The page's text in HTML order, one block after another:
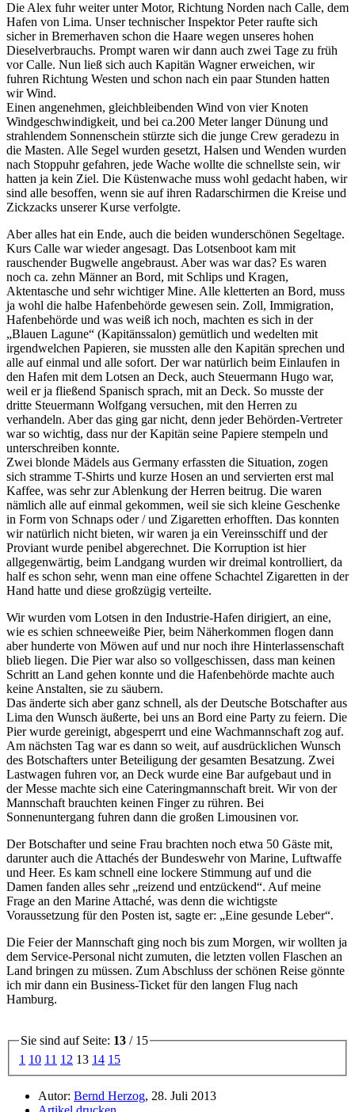
Die Alex fuhr weiter unter Motor, Richtung Norden nach Calle, dem
Hafen von Lima. Unser technischer Inspektor Peter raufte sich
sicher in Bremerhaven schon die Haare wegen unseres hohen
Dieselverbrauchs. Prompt waren wir dann auch zwei Tage zu früh
vor Calle. Nun ließ sich auch Kapitän Wagner erweichen, wir
fuhren Richtung Westen und schon nach ein paar Stunden hatten
wir Wind.
Einen angenehmen, gleichbleibenden Wind von vier Knoten
Windgeschwindigkeit, und bei ca.200 Meter langer Dünung und
strahlendem Sonnenschein stürzte sich die junge Crew geradezu in
die Masten. Alle Segel wurden gesetzt, Halsen und Wenden wurden
nach Stoppuhr gefahren, jede Wache wollte die schnellste sein, wir
hatten ja kein Ziel. Die Küstenwache muss wohl gedacht haben, wir
sind alle besoffen, wenn sie auf ihren Radarschirmen die Kreise und
Zickzacks unserer Kurse verfolgte.
Aber alles hat ein Ende, auch die beiden wunderschönen Segeltage.
Kurs Calle war wieder angesagt. Das Lotsenboot kam mit
rauschender Bugwelle angebraust. Aber was war das? Es waren
noch ca. zehn Männer an Bord, mit Schlips und Kragen,
Aktentasche und sehr wichtiger Mine. Alle kletterten an Bord, muss
ja wohl die halbe Hafenbehörde gewesen sein. Zoll, Immigration,
Hafenbehörde und was weiß ich noch, machten es sich in der
Blauen Lagune
(Kapitänssalon) gemütlich und wedelten mit
irgendwelchen Papieren, sie mussten alle den Kapitän sprechen und
alle auf einmal und alle sofort. Der war natürlich beim Einlaufen in
den Hafen mit dem Lotsen an Deck, auch Steuermann Hugo war,
weil er ja fließend Spanisch sprach, mit an Deck. So musste der
dritte Steuermann Wolfgang versuchen, mit den Herren zu
verhandeln. Aber das ging gar nicht, denn jeder Behörden-Vertreter
war so wichtig, dass nur der Kapitän seine Papiere stempeln und
unterschreiben konnte.
Zwei blonde Mädels aus Germany erfassten die Situation, zogen
sich stramme T-Shirts und kurze Hosen an und servierten erst mal
Kaffee, was sehr zur Ablenkung der Herren beitrug. Die waren
nämlich alle auf einmal gekommen, weil sie sich kleine Geschenke
in Form von Schnaps oder / und Zigaretten erhofften. Das konnten
wir natürlich nicht bieten, wir waren ja ein Vereinsschiff und der
Proviant wurde penibel abgerechnet. Die Korruption ist hier
allgegenwärtig, beim Landgang wurden wir dreimal kontrolliert, da
half es schon sehr, wenn man eine offene Schachtel Zigaretten in der
Hand hatte und diese großzügig verteilte.
Wir wurden vom Lotsen in den Industrie-Hafen dirigiert, an eine,
wie es schien schneeweiße Pier, beim Näherkommen flogen dann
aber hunderte von Möwen auf und nur noch ihre Hinterlassenschaft
blieb liegen. Die Pier war also so vollgeschissen, dass man keinen
Schritt an Land gehen konnte und die Hafenbehörde machte auch
keine Anstalten, sie zu säubern.
Das änderte sich aber ganz schnell, als der Deutsche Botschafter aus
Lima den Wunsch äußerte, bei uns an Bord eine Party zu feiern. Die
Pier wurde gereinigt, abgesperrt und eine Wachmannschaft zog auf.
Am nächsten Tag war es dann so weit, auf ausdrücklichen Wunsch
des Botschafters unter Beteiligung der gesamten Besatzung. Zwei
Lastwagen fuhren vor, an Deck wurde eine Bar aufgebaut und in
der Messe machte sich eine Cateringmannschaft breit. Wir von der
Mannschaft brauchten keinen Finger zu rühren. Bei
Sonnenuntergang fuhren dann die großen Limousinen vor.
Der Botschafter und seine Frau brachten noch etwa 50 Gäste mit,
darunter auch die Attachés der Bundeswehr von Marine, Luftwaffe
und Heer. Es kam schnell eine lockere Stimmung auf und die
Damen fanden alles sehr reizend und entzückend . Auf meine
Frage an den Marine Attaché, was denn die wichtigste
Voraussetzung für den Posten ist, sagte er:
Eine gesunde Leber .
Die Feier der Mannschaft ging noch bis zum Morgen, wir wollten ja
dem Service-Personal nicht zumuten, die letzten vollen Flaschen an
Land bringen zu müssen. Zum Abschluss der schönen Reise gönnte
ich mir dann ein Business-Ticket für den langen Flug nach
Hamburg.
Sie sind auf Seite: 13 / 15
1 10 11 12 13 14 15
Autor: Bernd Herzog, 28. Juli 2013